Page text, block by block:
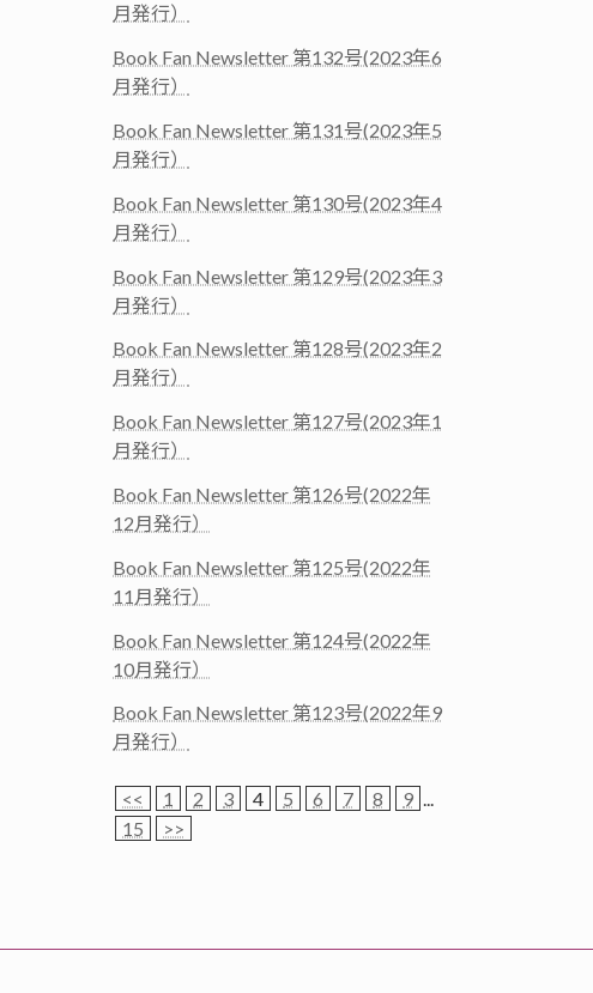
月発行）
Book Fan Newsletter 第132号(2023年6
月発行）
Book Fan Newsletter 第131号(2023年5
月発行）
Book Fan Newsletter 第130号(2023年4
月発行）
Book Fan Newsletter 第129号(2023年3
月発行）
Book Fan Newsletter 第128号(2023年2
月発行）
Book Fan Newsletter 第127号(2023年1
月発行）
Book Fan Newsletter 第126号(2022年
12月発行）
Book Fan Newsletter 第125号(2022年
11月発行）
Book Fan Newsletter 第124号(2022年
10月発行）
Book Fan Newsletter 第123号(2022年9
月発行）
<< 1 2 3 4 5 6 7 8 9 ...
15
>>